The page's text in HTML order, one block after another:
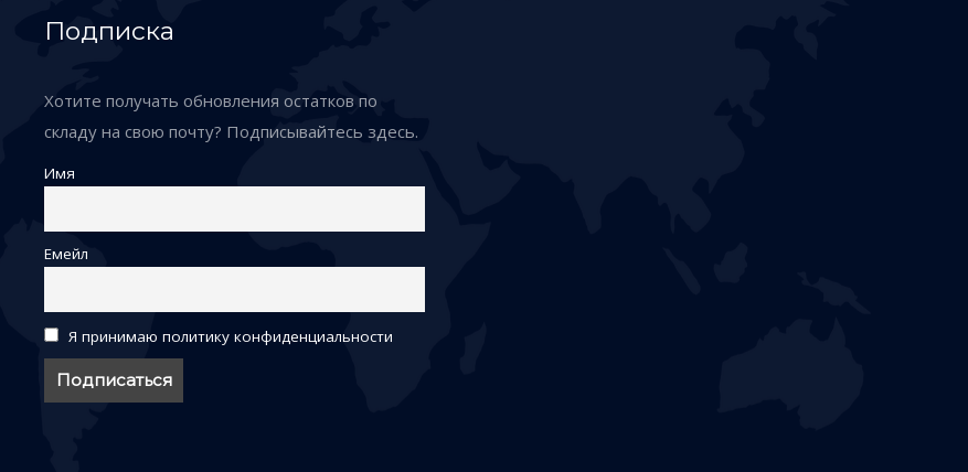
Подписка
Хотите получать обновления остатков по
складу на свою почту? Подписывайтесь здесь.
Имя
Емейл
Я принимаю политику конфиденциальности